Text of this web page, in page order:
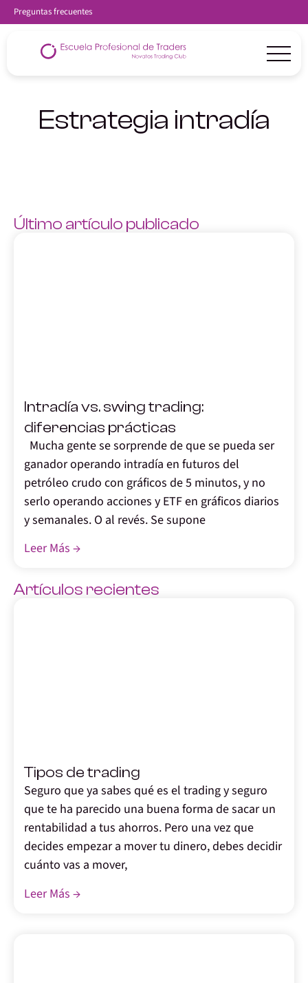
Preguntas frecuentes
Estrategia intradía
Último artículo publicado
Intradía vs. swing trading:
diferencias prácticas
Mucha gente se sorprende de que se pueda ser
ganador operando intradía en futuros del
petróleo crudo con gráficos de 5 minutos, y no
serlo operando acciones y ETF en gráficos diarios
y semanales. O al revés. Se supone
Leer Más →
Artículos recientes
Tipos de trading
Seguro que ya sabes qué es el trading y seguro
que te ha parecido una buena forma de sacar un
rentabilidad a tus ahorros. Pero una vez que
decides empezar a mover tu dinero, debes decidir
cuánto vas a mover,
Leer Más →